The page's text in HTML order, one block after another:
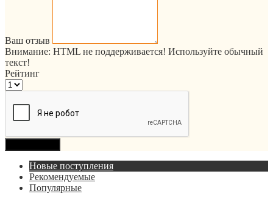
Ваш отзыв
Внимание: HTML не поддерживается! Используйте обычный
текст!
Рейтинг
Новые поступления
Рекомендуемые
Популярные